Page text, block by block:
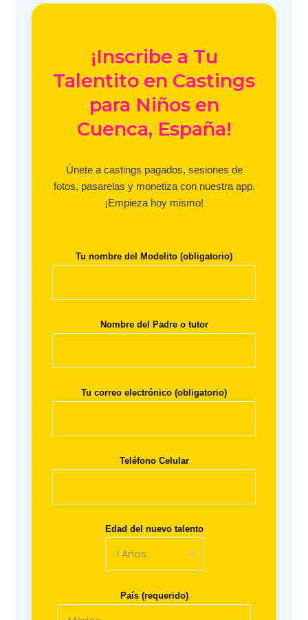
¡Inscribe a Tu
Talentito en Castings
para Niños en
Cuenca, España!
Únete a castings pagados, sesiones de
fotos, pasarelas y monetiza con nuestra app.
¡Empieza hoy mismo!
Tu nombre del Modelito (obligatorio)
Nombre del Padre o tutor
Tu correo electrónico (obligatorio)
Teléfono Celular
Edad del nuevo talento
País (requerido)